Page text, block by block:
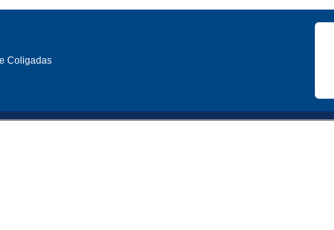
Coligadas